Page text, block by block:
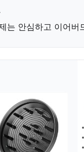
는 안심하고 이어버